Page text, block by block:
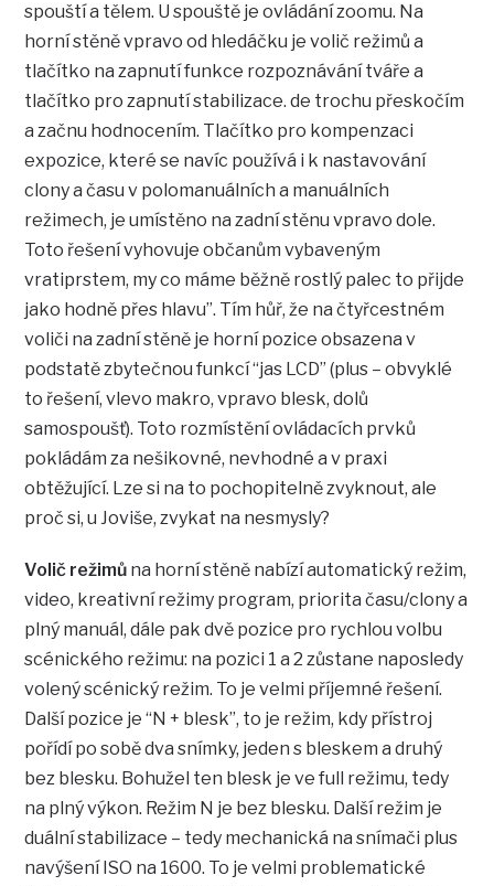
spouští a tělem. U spouště je ovládání zoomu. Na
horní stěně vpravo od hledáčku je volič režimů a
tlačítko na zapnutí funkce rozpoznávání tváře a
tlačítko pro zapnutí stabilizace. de trochu přeskočím
a začnu hodnocením. Tlačítko pro kompenzaci
expozice, které se navíc používá i k nastavování
clony a času v polomanuálních a manuálních
režimech, je umístěno na zadní stěnu vpravo dole.
Toto řešení vyhovuje občanům vybaveným
vratiprstem, my co máme běžně rostlý palec to přijde
jako hodně přes hlavu”. Tím hůř, že na čtyřcestném
voliči na zadní stěně je horní pozice obsazena v
podstatě zbytečnou funkcí “jas LCD” (plus – obvyklé
to řešení, vlevo makro, vpravo blesk, dolů
samospoušť). Toto rozmístění ovládacích prvků
pokládám za nešikovné, nevhodné a v praxi
obtěžující. Lze si na to pochopitelně zvyknout, ale
proč si, u Joviše, zvykat na nesmysly?
Volič režimů na horní stěně nabízí automatický režim,
video, kreativní režimy program, priorita času/clony a
plný manuál, dále pak dvě pozice pro rychlou volbu
scénického režimu: na pozici 1 a 2 zůstane naposledy
volený scénický režim. To je velmi příjemné řešení.
Další pozice je “N + blesk”, to je režim, kdy přístroj
pořídí po sobě dva snímky, jeden s bleskem a druhý
bez blesku. Bohužel ten blesk je ve full režimu, tedy
na plný výkon. Režim N je bez blesku. Další režim je
duální stabilizace – tedy mechanická na snímači plus
navýšení ISO na 1600. To je velmi problematické